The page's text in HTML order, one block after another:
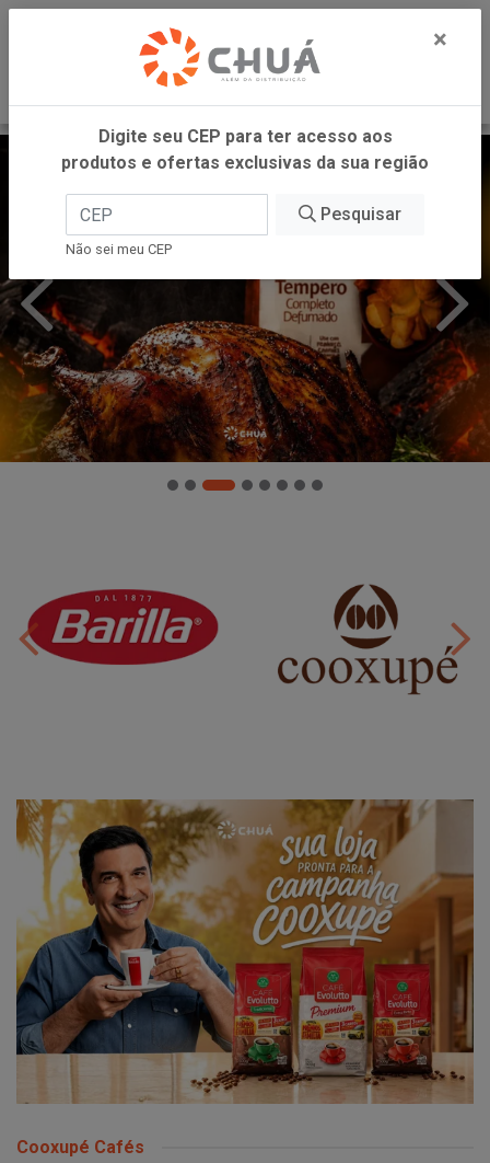
Cooxupé Cafés
×
Digite seu CEP para ter acesso aos
produtos e ofertas exclusivas da sua região
Pesquisar
Não sei meu CEP